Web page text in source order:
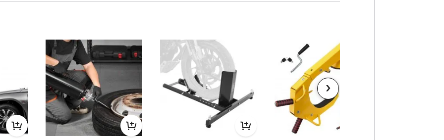
llantas de 19 pulgadas en vehículos Tesla Model Y de
vehículo antes de comprarla. No es compatible con el
con llantas de diferentes tamaños.